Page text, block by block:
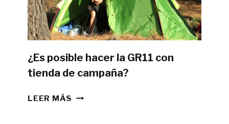
¿Es posible hacer la GR11 con
tienda de campaña?
LEER MÁS ¿ES